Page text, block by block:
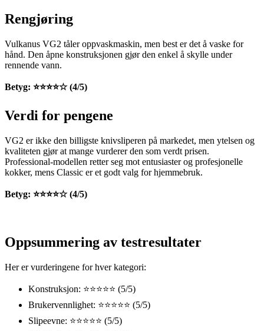
Rengjøring
Vulkanus VG2 tåler oppvaskmaskin, men best er det å vaske for
hånd. Den åpne konstruksjonen gjør den enkel å skylle under
rennende vann.
Betyg: ⭐⭐⭐⭐☆ (4/5)
Verdi for pengene
VG2 er ikke den billigste knivsliperen på markedet, men ytelsen og
kvaliteten gjør at mange vurderer den som verdt prisen.
Professional-modellen retter seg mot entusiaster og profesjonelle
kokker, mens Classic er et godt valg for hjemmebruk.
Betyg: ⭐⭐⭐⭐☆ (4/5)
Oppsummering av testresultater
Her er vurderingene for hver kategori:
Konstruksjon: ⭐⭐⭐⭐⭐ (5/5)
Brukervennlighet: ⭐⭐⭐⭐⭐ (5/5)
Slipeevne: ⭐⭐⭐⭐⭐ (5/5)